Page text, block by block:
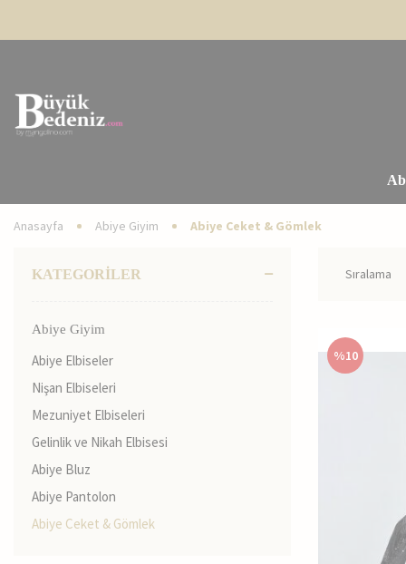
Anasayfa Abiye Giyim Abiye Ceket & Gömlek
KATEGORİLER
Abiye Giyim
Abiye Elbiseler
Nişan Elbiseleri
Mezuniyet Elbiseleri
Gelinlik ve Nikah Elbisesi
Abiye Bluz
Abiye Pantolon
Abiye Ceket & Gömlek
%10